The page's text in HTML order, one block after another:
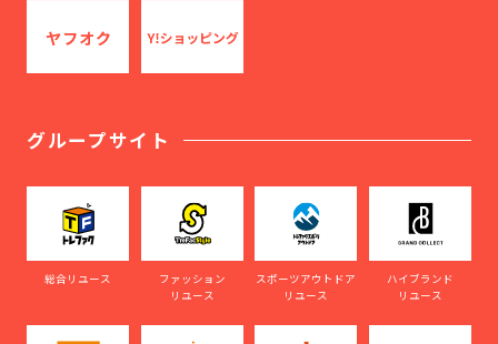
グループサイト
総合リユース
ファッション
リユース
スポーツアウトドア
リユース
ハイブランド
リユース